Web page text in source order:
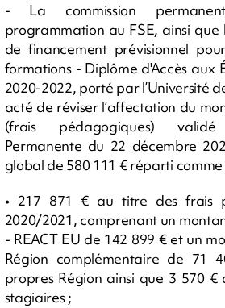
- La commission
programmation au FSE, ainsi que
de financement prévisionnel
formations - Diplôme d'Accès aux
2020-2022, porté par l’Université
acté de réviser l’affectation du
(frais pédagogiques)
Permanente du 22 décembre
global de 580 111 € réparti comme
• 217 871 € au titre des frais
2020/2021, comprenant un
- REACT EU de 142 899 € et un
Région complémentaire de 71
propres Région ainsi que 3 570
stagiaires ;